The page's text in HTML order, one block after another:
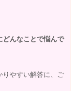
んなことで悩んで
やすい解答に、ご